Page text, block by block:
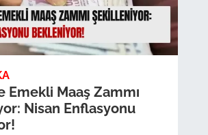
Emekli Maaş Zammı
Nisan Enflasyonu